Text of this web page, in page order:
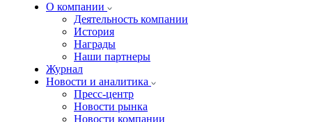
О компании
Деятельность компании
История
Награды
Наши партнеры
Журнал
Новости и аналитика
Пресс-центр
Новости рынка
Новости компании